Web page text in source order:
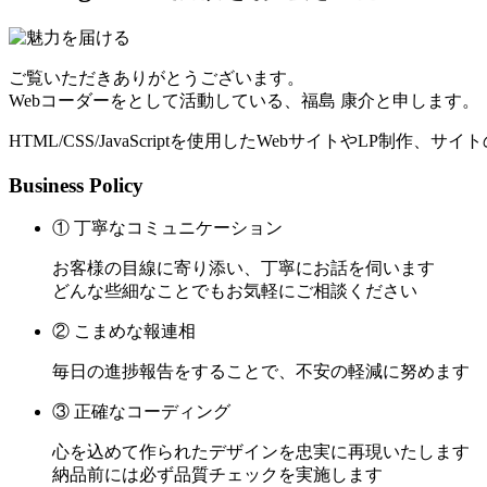
ご覧いただきありがとうございます。
Webコーダーをとして活動している、福島 康介と申します。
HTML/CSS/JavaScriptを使用したWebサイトやLP制作、サイ
Business Policy
① 丁寧なコミュニケーション
お客様の目線に寄り添い、丁寧にお話を伺います
どんな些細なことでもお気軽にご相談ください
② こまめな報連相
毎日の進捗報告をすることで、不安の軽減に努めます
③ 正確なコーディング
心を込めて作られたデザインを忠実に再現いたします
納品前には必ず品質チェックを実施します